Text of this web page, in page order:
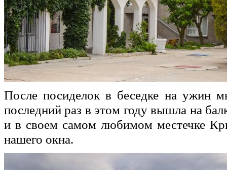
После посиделок в беседке на
последний раз в этом году вышла на
и в своем самом любимом местечке
нашего окна.